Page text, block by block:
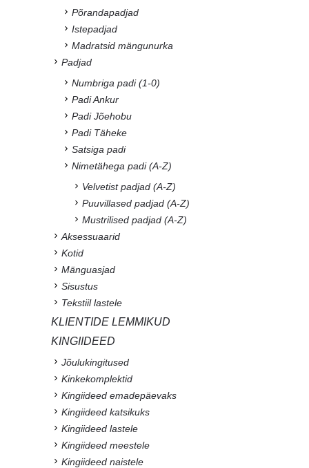
Põrandapadjad
Istepadjad
Madratsid mängunurka
Padjad
Numbriga padi (1-0)
Padi Ankur
Padi Jõehobu
Padi Täheke
Satsiga padi
Nimetähega padi (A-Z)
Velvetist padjad (A-Z)
Puuvillased padjad (A-Z)
Mustrilised padjad (A-Z)
Aksessuaarid
Kotid
Mänguasjad
Sisustus
Tekstiil lastele
KLIENTIDE LEMMIKUD
KINGIIDEED
Jõulukingitused
Kinkekomplektid
Kingiideed emadepäevaks
Kingiideed katsikuks
Kingiideed lastele
Kingiideed meestele
Kingiideed naistele